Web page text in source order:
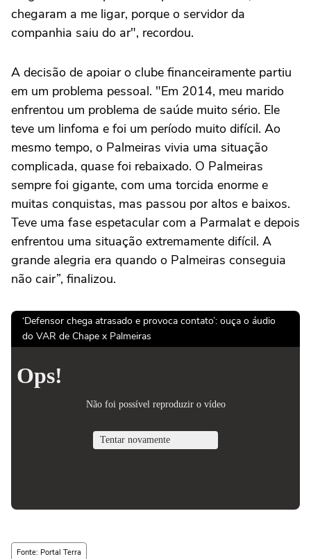
chegaram a me ligar, porque o servidor da
companhia saiu do ar", recordou.
A decisão de apoiar o clube financeiramente partiu
em um problema pessoal. "Em 2014, meu marido
enfrentou um problema de saúde muito sério. Ele
teve um linfoma e foi um período muito difícil. Ao
mesmo tempo, o Palmeiras vivia uma situação
complicada, quase foi rebaixado. O Palmeiras
sempre foi gigante, com uma torcida enorme e
muitas conquistas, mas passou por altos e baixos.
Teve uma fase espetacular com a Parmalat e depois
enfrentou uma situação extremamente difícil. A
grande alegria era quando o Palmeiras conseguia
não cair”, finalizou.
‘Defensor chega atrasado e provoca contato’: ouça o áudio
do VAR de Chape x Palmeiras
Fonte: Portal Terra